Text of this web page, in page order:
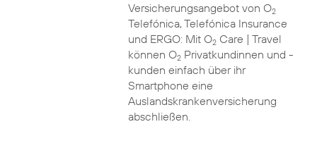
Versicherungsangebot von O2
Telefónica, Telefónica Insurance
und ERGO: Mit O2Care | Travel
können O2Privatkundinnen und -
kunden einfach über ihr
Smartphone eine
Auslandskrankenversicherung
abschließen.